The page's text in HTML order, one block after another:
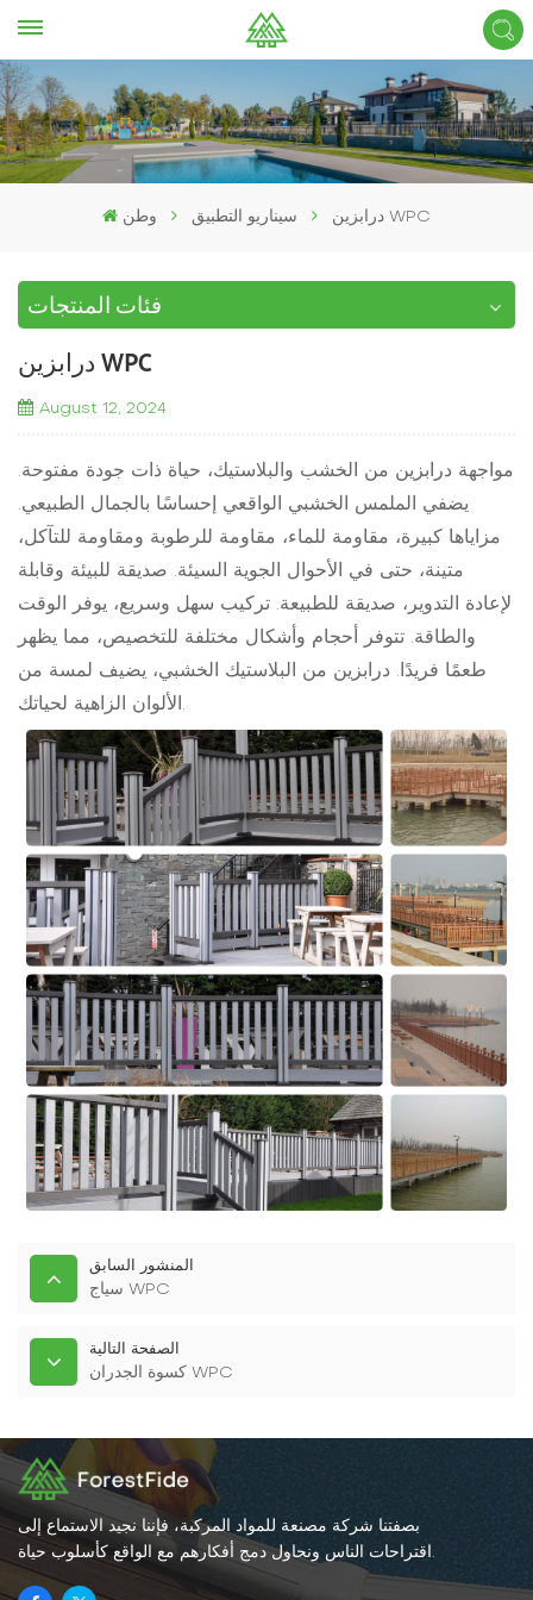
وطن سيناريو التطبيق درابزين WPC
فئات المنتجات
درابزين WPC
August 12, 2024
مواجهة درابزين من الخشب والبلاستيك، حياة ذات جودة مفتوحة.
يضفي الملمس الخشبي الواقعي إحساسًا بالجمال الطبيعي.
مزاياها كبيرة، مقاومة للماء، مقاومة للرطوبة ومقاومة للتآكل،
متينة، حتى في الأحوال الجوية السيئة. صديقة للبيئة وقابلة
لإعادة التدوير، صديقة للطبيعة. تركيب سهل وسريع، يوفر الوقت
والطاقة. تتوفر أحجام وأشكال مختلفة للتخصيص، مما يظهر
طعمًا فريدًا. درابزين من البلاستيك الخشبي، يضيف لمسة من
الألوان الزاهية لحياتك.
المنشور السابق
سياج WPC
الصفحة التالية
كسوة الجدران WPC
بصفتنا شركة مصنعة للمواد المركبة، فإننا نجيد الاستماع إلى
اقتراحات الناس ونحاول دمج أفكارهم مع الواقع كأسلوب حياة.